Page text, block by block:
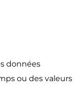
données
ou des valeurs